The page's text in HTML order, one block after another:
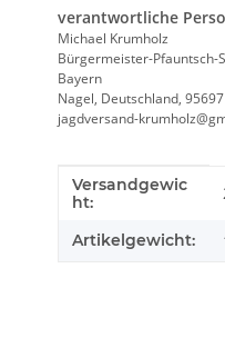
verantwortliche
Michael Krumholz
Bürgermeister-Pfauntsch-
Bayern
Nagel, Deutschland, 95697
jagdversand-
Produkteigenschaft
Wert
Versandgewic
ht:
Artikelgewicht: